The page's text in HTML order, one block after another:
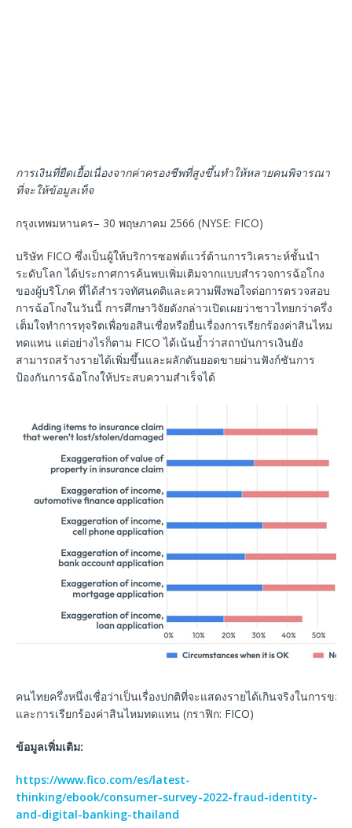
การเงินที่ยืดเยื้อเนื่องจากค่าครองชีพที่สูงขึ้นทำให้หลายคนพิจารณา
ที่จะให้ข้อมูลเท็จ
กรุงเทพมหานคร– 30 พฤษภาคม 2566 (NYSE: FICO)
บริษัท FICO ซึ่งเป็นผู้ให้บริการซอฟต์แวร์ด้านการวิเคราะห์ชั้นนำ
ระดับโลก ได้ประกาศการค้นพบเพิ่มเติมจากแบบสำรวจการฉ้อโกง
ของผู้บริโภค ที่ได้สำรวจทัศนคติและความพึงพอใจต่อการตรวจสอบ
การฉ้อโกงในวันนี้ การศึกษาวิจัยดังกล่าวเปิดเผยว่าชาวไทยกว่าครึ่ง
เต็มใจทำการทุจริตเพื่อขอสินเชื่อหรือยื่นเรื่องการเรียกร้องค่าสินไหม
ทดแทน แต่อย่างไรก็ตาม FICO ได้เน้นย้ำว่าสถาบันการเงินยัง
สามารถสร้างรายได้เพิ่มขึ้นและผลักดันยอดขายผ่านฟังก์ชันการ
ป้องกันการฉ้อโกงให้ประสบความสำเร็จได้
คนไทยครึ่งหนึ่งเชื่อว่าเป็นเรื่องปกติที่จะแสดงรายได้เกินจริงในการขอสิ
และการเรียกร้องค่าสินไหมทดแทน (กราฟิก: FICO)
ข้อมูลเพิ่มเติม:
https://www.fico.com/es/latest-
thinking/ebook/consumer-survey-2022-fraud-identity-
and-digital-banking-thailand